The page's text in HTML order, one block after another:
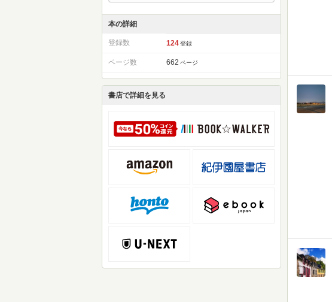
本の詳細
登録数 124 登録
ページ数 662 ページ
書店で詳細を見る